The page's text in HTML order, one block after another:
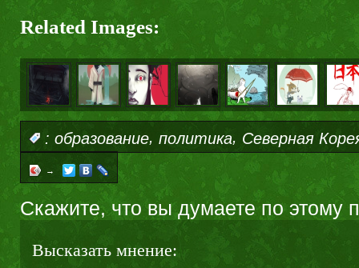
Related Images:
: образование, политика, Северная
→
Скажите, что вы думаете по этому
Высказать мнение: